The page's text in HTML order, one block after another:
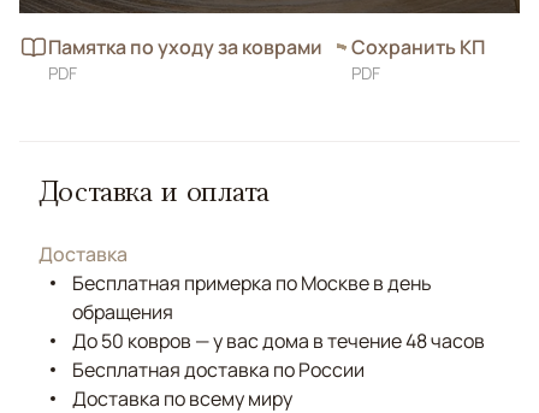
Памятка по уходу за коврами
PDF
Сохранить КП
PDF
Доставка и оплата
Доставка
Бесплатная примерка по Москве в день
обращения
До 50 ковров — у вас дома в течение 48 часов
Бесплатная доставка по России
Доставка по всему миру